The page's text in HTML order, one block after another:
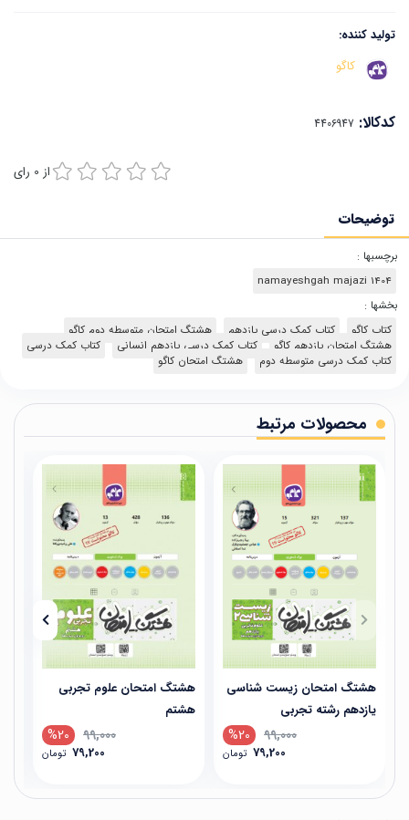
تولید کننده:
کاگو
کدکالا:
از 0 رای
توضیحات
برچسبها :
namayeshgah majazi 1404
بخشها :
کتاب کاگو
کتاب کمک درسی یازدهم
هشتگ امتحان متوسطه دوم کاگو
هشتگ امتحان یازدهم کاگو
کتاب کمک درسی یازدهم انسانی
کتاب‌‌ کمک درسی
کتاب کمک درسی متوسطه دوم
هشتگ امتحان کاگو
محصولات مرتبط
هشتگ امتحان زیست شناسی
یازدهم رشته تجربی
99,000
%20
79,200 تومان
هشتگ امتحان علوم تجربی
هشتم
99,000
%20
79,200 تومان